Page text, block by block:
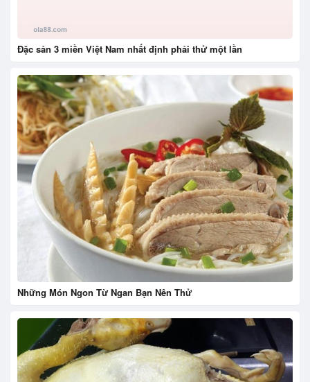
Đặc sản 3 miền Việt Nam nhất định phải thử một lần
Những Món Ngon Từ Ngan Bạn Nên Thử